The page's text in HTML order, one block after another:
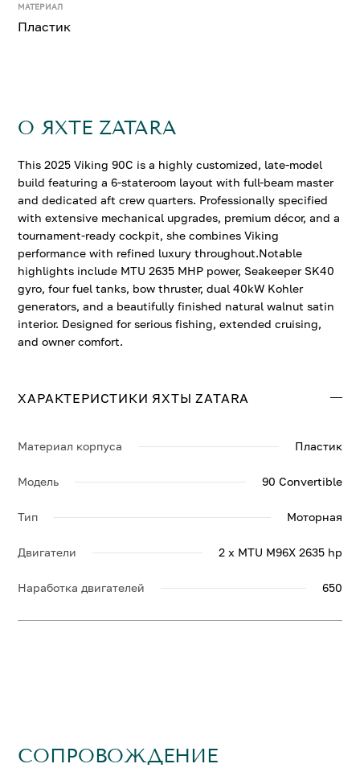
МАТЕРИАЛ
Пластик
О ЯХТЕ ZATARA
This 2025 Viking 90C is a highly customized, late-model
build featuring a 6-stateroom layout with full-beam master
and dedicated aft crew quarters. Professionally specified
with extensive mechanical upgrades, premium décor, and a
tournament-ready cockpit, she combines Viking
performance with refined luxury throughout.Notable
highlights include MTU 2635 MHP power, Seakeeper SK40
gyro, four fuel tanks, bow thruster, dual 40kW Kohler
generators, and a beautifully finished natural walnut satin
interior. Designed for serious fishing, extended cruising,
and owner comfort.
ХАРАКТЕРИСТИКИ ЯХТЫ ZATARA
Материал корпуса Пластик
Модель 90 Convertible
Тип Моторная
Двигатели 2 x MTU M96X 2635 hp
Наработка двигателей 650
СОПРОВОЖДЕНИЕ